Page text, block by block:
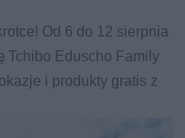
Od 6 do 12 sierpnia
Tchibo Eduscho Family
i produkty gratis z